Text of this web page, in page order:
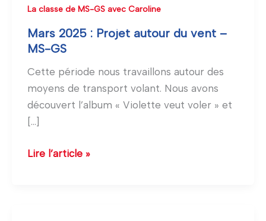
La classe de MS-GS avec Caroline
Mars 2025 : Projet autour du vent –
MS-GS
Cette période nous travaillons autour des
moyens de transport volant. Nous avons
découvert l’album « Violette veut voler » et
[…]
Mars
autour
du
vent
–
GS
Lire l’article »